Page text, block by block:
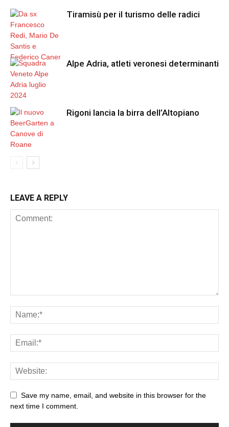
Tiramisù per il turismo delle radici
Alpe Adria, atleti veronesi determinanti
Rigoni lancia la birra dell’Altopiano
LEAVE A REPLY
Save my name, email, and website in this browser for the
next time I comment.